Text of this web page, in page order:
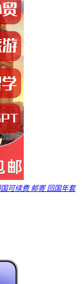
可续费 邮寄 回国年套